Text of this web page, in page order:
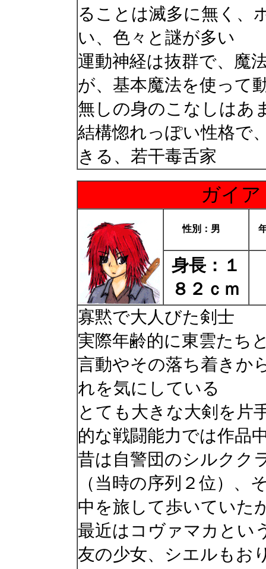
ることは滅多に無く、
い、色々と謎が多い
運動神経は抜群で、魔
が、基本魔法を使って
無しの身のこなしはあ
結構惚れっぽい性格で
きる、若干毒舌家
ガイ
性別：男
身長：１
８２ｃｍ
寡黙で大人びた剣士
実際年齢的に東雲たち
言動やその落ち着きか
れを気にしている
とても大きな大剣を片
的な戦闘能力では作品
昔は自警団のシルクク
（当時の序列２位）、
中を旅して歩いていた
最近はコヴァマカとい
友の少女、シエルもお